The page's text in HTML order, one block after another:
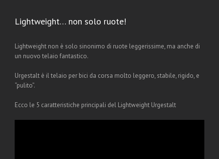
Lightweight… non solo ruote!
Lightweight non è solo sinonimo di ruote leggerissime, ma anche di
un nuovo telaio fantastico.
Urgestalt è il telaio per bici da corsa molto leggero, stabile, rigido, e
“pulito”.
Ecco le 5 caratteristiche principali del Lightweight Urgestalt